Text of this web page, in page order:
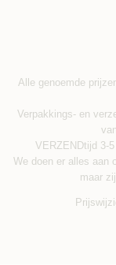
Alle genoemde
Verpakkings- en
VERZENDtijd 3-
We doen er alles aan
maar